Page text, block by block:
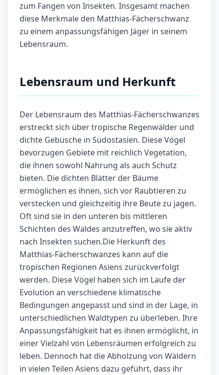
zum Fangen von Insekten. Insgesamt machen
diese Merkmale den Matthias-Fächerschwanz
zu einem anpassungsfähigen Jäger in seinem
Lebensraum.
Lebensraum und Herkunft
Der Lebensraum des Matthias-Fächerschwanzes
erstreckt sich über tropische Regenwälder und
dichte Gebüsche in Südostasien. Diese Vögel
bevorzugen Gebiete mit reichlich Vegetation,
die ihnen sowohl Nahrung als auch Schutz
bieten. Die dichten Blätter der Bäume
ermöglichen es ihnen, sich vor Raubtieren zu
verstecken und gleichzeitig ihre Beute zu jagen.
Oft sind sie in den unteren bis mittleren
Schichten des Waldes anzutreffen, wo sie aktiv
nach Insekten suchen.Die Herkunft des
Matthias-Fächerschwanzes kann auf die
tropischen Regionen Asiens zurückverfolgt
werden. Diese Vögel haben sich im Laufe der
Evolution an verschiedene klimatische
Bedingungen angepasst und sind in der Lage, in
unterschiedlichen Waldtypen zu überleben. Ihre
Anpassungsfähigkeit hat es ihnen ermöglicht, in
einer Vielzahl von Lebensräumen erfolgreich zu
leben. Dennoch hat die Abholzung von Wäldern
in vielen Teilen Asiens dazu geführt, dass ihr